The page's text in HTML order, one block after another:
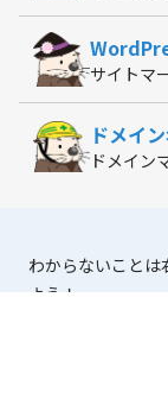
サイトマ
ドメイ
ドメイン
わからないことは
よう！